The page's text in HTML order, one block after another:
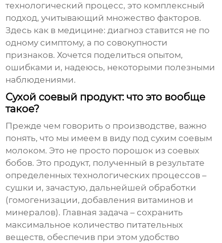
технологический процесс, это комплексный
подход, учитывающий множество факторов.
Здесь как в медицине: диагноз ставится не по
одному симптому, а по совокупности
признаков. Хочется поделиться опытом,
ошибками и, надеюсь, некоторыми полезными
наблюдениями.
Сухой соевый продукт: что это вообще
такое?
Прежде чем говорить о производстве, важно
понять, что мы имеем в виду под сухим соевым
молоком. Это не просто порошок из соевых
бобов. Это продукт, полученный в результате
определенных технологических процессов –
сушки и, зачастую, дальнейшей обработки
(гомогенизации, добавления витаминов и
минералов). Главная задача – сохранить
максимальное количество питательных
веществ, обеспечив при этом удобство